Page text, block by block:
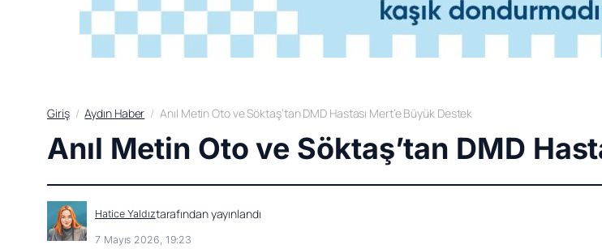
Giriş Aydın Haber Anıl Metin Oto ve Söktaş’tan DMD Hastası Mert’e Büyük Destek
Anıl Metin Oto ve Söktaş’tan DMD
Hatice Yaldıztarafından yayınlandı
7 Mayıs 2026, 19:23